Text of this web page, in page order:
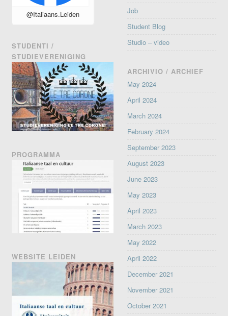
@Italiaans.Leiden
STUDENTI /
STUDIEVERENIGING
PROGRAMMA
WEBSITE LEIDEN
Job
Student Blog
Studio – video
ARCHIVIO / ARCHIEF
May 2024
April 2024
March 2024
February 2024
September 2023
August 2023
June 2023
May 2023
April 2023
March 2023
May 2022
April 2022
December 2021
November 2021
October 2021